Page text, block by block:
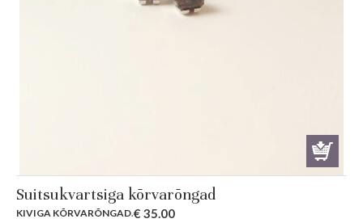
Suitsukvartsiga kõrvarõngad
KIVIGA KÕRVARÕNGAD.€ 35.00